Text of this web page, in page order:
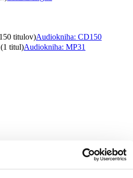
titulov)Audiokniha: CD150
titul)Audiokniha: MP31